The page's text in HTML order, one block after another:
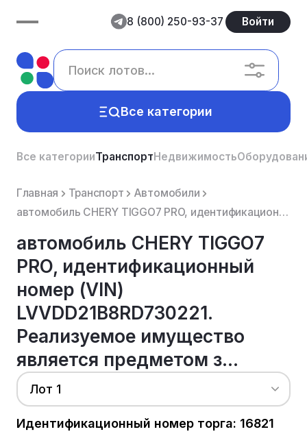
8 (800) 250-93-37 Войти
Все категории
Все категорииТранспортНедвижимость
Главная Транспорт
Автомобили
автомобиль CHERY TIGGO7 PRO, идентификационный номер (VIN) LVVDD21B8RD730221. Реализуемое имущество ...
автомобиль CHERY TIGGO7
PRO, идентификационный
номер (VIN)
LVVDD21B8RD730221.
Реализуемое имущество
является предметом з...
Лот 1
Идентификационный номер торга: 16821